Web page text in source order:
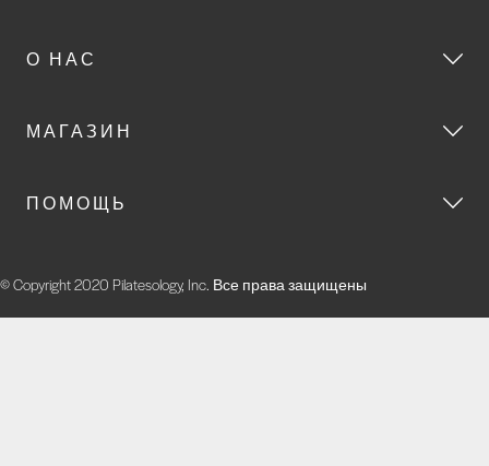
О НАС
МАГАЗИН
ПОМОЩЬ
© Copyright 2020 Pilatesology, Inc. Все права защищены